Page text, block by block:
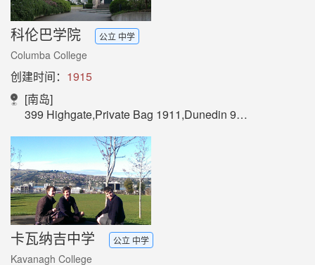
科伦巴学院 公立 中学
Columba College
创建时间： 1915
[南岛]
399 Highgate,Private Bag 1911,Dunedin 9010,New Zealand
卡瓦纳吉中学 公立 中学
Kavanagh College